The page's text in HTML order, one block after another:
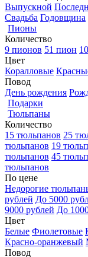
Выпускной
Свадьба Годовщина
Пионы
Количество
9 пионов 51 пион
Цвет
Коралловые
Повод
День рождения
Подарки
Тюльпаны
Количество
15 тюльпанов 25
тюльпанов 19
тюльпанов 45
тюльпанов
По цене
Недорогие
рублей До 5000
9000 рублей До
Цвет
Белые Фиолетовые
Красно-оранжевый
Повод